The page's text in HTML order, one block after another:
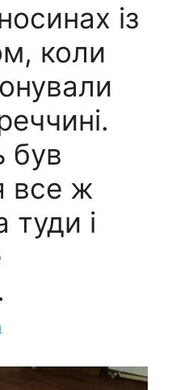
із
коли
був
все ж
туди і